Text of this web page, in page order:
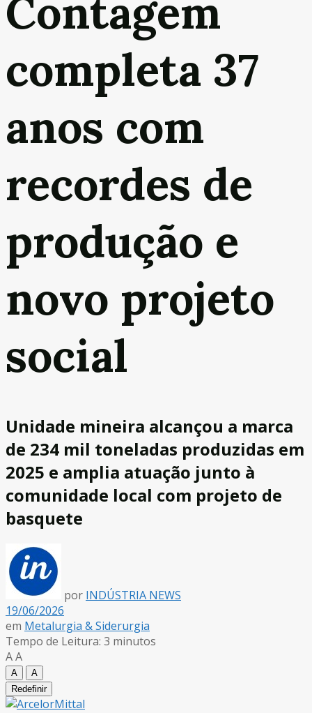
Contagem
completa 37
anos com
recordes de
produção e
novo projeto
social
Unidade mineira alcançou a marca
de 234 mil toneladas produzidas em
2025 e amplia atuação junto à
comunidade local com projeto de
basquete
por INDÚSTRIA NEWS
19/06/2026
em Metalurgia & Siderurgia
Tempo de Leitura: 3 minutos
AA
A
A
Redefinir